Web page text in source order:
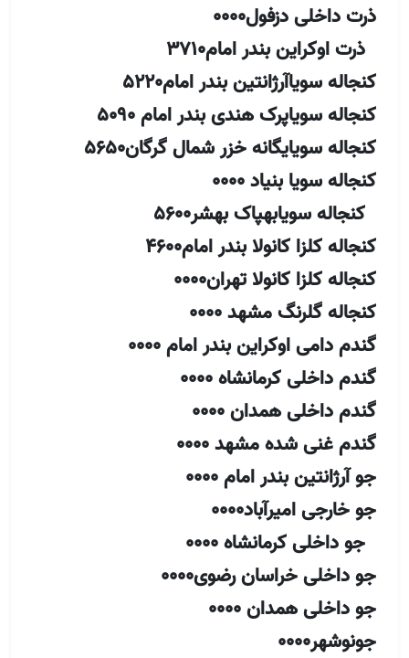
ذرت داخلی دزفول0000
ذرت اوکراین بندر امام3710
کنجاله سویاآرژانتین بندر امام5220
کنجاله سویاپرک هندی بندر امام 5090
کنجاله سویایگانه خزر شمال گرگان5650
کنجاله سویا بنیاد 0000
کنجاله سویابهپاک بهشر5600
کنجاله کلزا کانولا بندر امام4600
کنجاله کلزا کانولا تهران0000
کنجاله گلرنگ مشهد 0000
گندم دامی اوکراین بندر امام 0000
گندم داخلی کرمانشاه 0000
گندم داخلی همدان 0000
گندم غنی شده مشهد 0000
جو آرژانتین بندر امام 0000
جو خارجی امیرآباد0000
جو داخلی کرمانشاه 0000
جو داخلی خراسان رضوی0000
جو داخلی همدان 0000
جونوشهر0000